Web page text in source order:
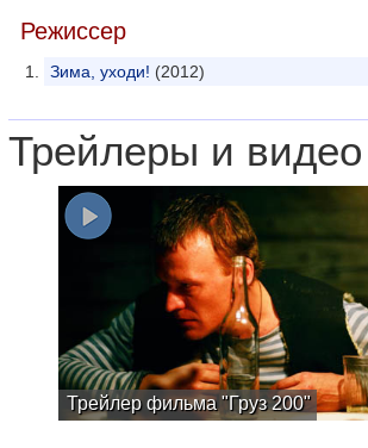
Режиссер
Зима, уходи! (2012)
Трейлеры и видео
Трейлер фильма "Груз 200"